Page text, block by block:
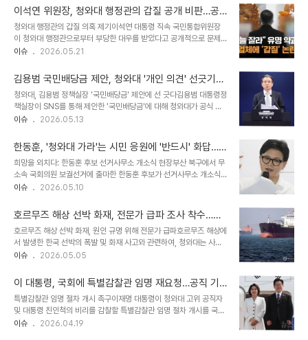
더해졌습니다. 차기 총리 후보군과 ..
과 주권을 최우선으로 삼아 외교적 노력을 기울였음을 강조했습니다.
정부의 신속한 대응 및 외교적 성과이재명 대통령은 체포된 우리 국민
의 안전과 권익 보호에 대한 심각한 우려를 표명했으며, 정부는 필요한
영사 조력과 외교적 대응에 만전을 기했습니다. 그 결과, 이스라엘 측
은 한국 국민 두 명을 구금 시설을 거치지 않고 즉시 추방하는 조치를
미치지 않기를 희망한다는 뜻을..
이석연 위원장, 청와대 행정관의 갑질 공개 비판…공
직 사회 논란 확산
청와대 행정관의 갑질 의혹 제기이석연 대통령 직속 국민통합위원장
이 청와대 행정관으로부터 부당한 대우를 받았다고 공개적으로 문제
를 제기했습니다. 부총리급인 이 위원장은 한 행정관이 자료 제출 지연
40년 넘는 공직 생활 동안 이러한 무례함을 경험한 적이 없다고 밝혔
습니다. 이석연 위원장의 반박 및 입장이 위원장은 해당 행정관의 주장
이 사실과 다르다고 반박했습니다. 국민통합위원회는 이미 내부 논의
와 위원장 승인을 거쳐 필요한 자료를 관련 수석실에 전달했다고 설명
했습니다. 일요일 밤까지 직원들을 압박하며 요구 사항 반영을 강요한
및 공직 사회 파장이 위원장은 강훈식 ..
이슈 2026.05.21
김용범 국민배당금 제안, 청와대 '개인 의견' 선긋기…
코스피 출렁인 이유는?
청와대, 김용범 정책실장 '국민배당금' 제안에 선 긋다김용범 대통령정
책실장이 SNS를 통해 제안한 '국민배당금'에 대해 청와대가 공식 입
장이 아니라고 밝혔습니다. 청와대 관계자는 김 실장의 제안이 청와대
민적 관심이 높은 사안인 만큼, 오해의 소지를 차단하고 시장의 혼란을
막기 위한 조치로 풀이됩니다. '국민배당금' 제안 내용과 배경김용범
정책실장은 'AI 시대 한국의 장기 전략'이라는 글에서 AI 인프라 시대
로 인해 발생하는 기업의 초과 이윤 일부를 전 국민에게 구조적으로 환
원하는 방안을 제시했습니다. 그는 반세기에 걸쳐 전 국민이 함께 쌓아
한다고 주장하며, 이..
이슈 2026.05.13
한동훈, '청와대 가라'는 시민 응원에 '반드시' 화답…
뜨거운 지지 열기
희망을 외치다: 한동훈 후보 선거사무소 개소식 현장부산 북구에서 무
소속 국회의원 보궐선거에 출마한 한동훈 후보가 선거사무소 개소식
을 성황리에 개최했습니다. 이날 현장에는 지역 주민들의 뜨거운 관심
니께서 한동훈 후보에게 '청와대에 가라'는 따뜻한 격려의 말씀을 전해
주셨습니다. 이는 단순한 응원을 넘어, 지역 발전에 대한 주민들의 깊
은 열망을 보여주는 상징적인 순간이었습니다. 주민들의 염원, '반드
시' 이루겠습니다한동훈 후보는 할머니의 진심 어린 응원에 깊은 감동
을 받으며, '반드시 청와대로 가겠다'고 힘주어 화답했습니다. 이 약속
희망을 불어넣겠다는 강한 의지를 담고 ..
이슈 2026.05.10
호르무즈 해상 선박 화재, 전문가 급파 조사 착수…선
원 안전 최우선 확보
호르무즈 해상 선박 화재, 원인 규명 위해 전문가 급파호르무즈 해상에
서 발생한 한국 선박의 폭발 및 화재 사고와 관련하여, 청와대는 사고
원인 규명을 위해 국내 전문가를 현지에 급파하기로 결정했습니다. 사
지부 인력이 즉시 파견되어 안전 검사를 시행합니다. 또한, 객관적이고
신뢰성 있는 조사를 위해 중앙해양안전심판원 조사관과 소방청 감식
전문가가 추가로 파견됩니다. 청와대는 신속하고 정확한 원인 분석을
통해 국민께 투명하게 보고할 것을 약속했습니다. 분석에는 수일이 소
요될 것으로 예상됩니다. 선원 안전 확보 및 실시간 상황 파악 총력청
이슈 2026.05.05
이 대통령, 국회에 특별감찰관 임명 재요청…공직 기
강 확립 의지 피력
특별감찰관 임명 절차 개시 촉구이재명 대통령이 청와대 고위 공직자
및 대통령 친인척의 비리를 감찰할 특별감찰관 임명 절차 개시를 국회
에 재차 요청했습니다. 강훈식 대통령비서실장은 공직 기강 확립과 국
이슈 2026.04.19